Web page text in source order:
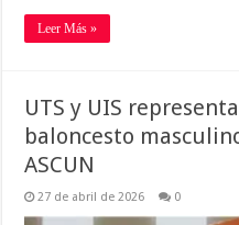
Leer Más »
UTS y UIS
baloncesto
ASCUN
27 de abril de 2026 0